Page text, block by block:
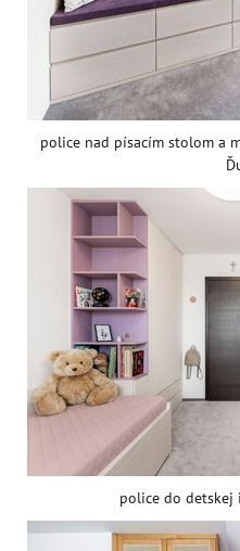
police nad písacím stolom a
police do detskej